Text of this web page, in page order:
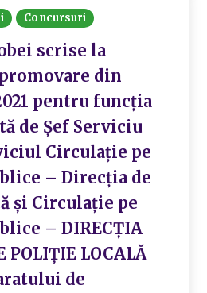
Concursuri
scrise la
din
pentru funcția
de Șef Serviciu
Circulație pe
– Direcția de
și Circulație pe
– DIRECȚIA
POLIȚIE LOCALĂ
de